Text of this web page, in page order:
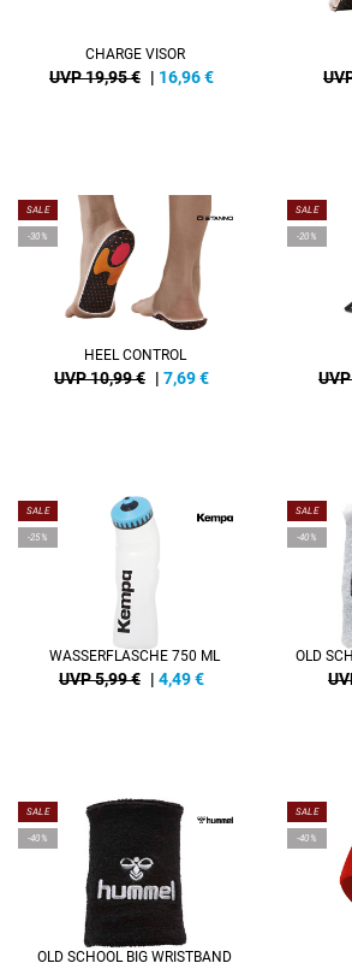
CHARGE VISOR
UVP 19,95 € | 16,96€
SALE
-30%
HEEL CONTROL
UVP 10,99 € | 7,69€
SALE
-20%
SALE
-25%
WASSERFLASCHE 750 ML
UVP 5,99 € | 4,49€
SALE
-40%
OLD
SALE
-40%
OLD SCHOOL BIG WRISTBAND
SALE
-40%